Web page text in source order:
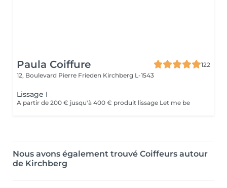
Paula Coiffure
122
12, Boulevard Pierre Frieden Kirchberg L-1543
Lissage I
A partir de 200 € jusqu'à 400 € produit lissage Let me be
Nous avons également trouvé Coiffeurs autour
de Kirchberg